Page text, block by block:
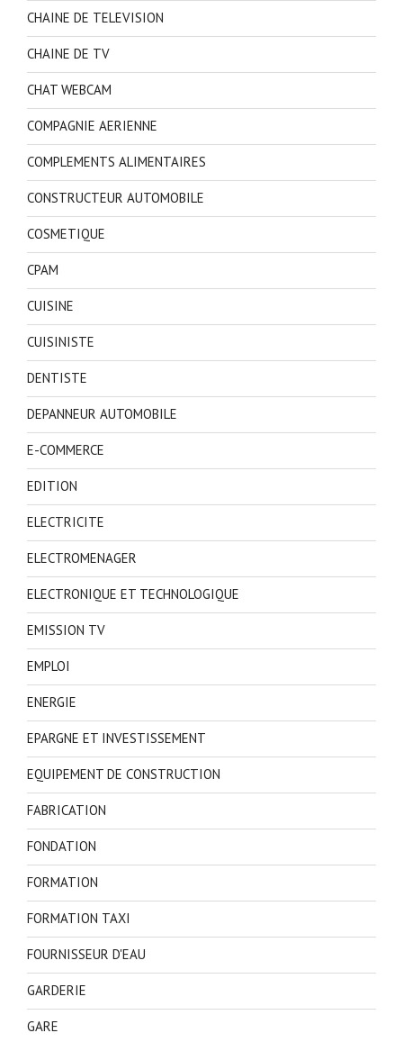
CHAINE DE TELEVISION
CHAINE DE TV
CHAT WEBCAM
COMPAGNIE AERIENNE
COMPLEMENTS ALIMENTAIRES
CONSTRUCTEUR AUTOMOBILE
COSMETIQUE
CPAM
CUISINE
CUISINISTE
DENTISTE
DEPANNEUR AUTOMOBILE
E-COMMERCE
EDITION
ELECTRICITE
ELECTROMENAGER
ELECTRONIQUE ET TECHNOLOGIQUE
EMISSION TV
EMPLOI
ENERGIE
EPARGNE ET INVESTISSEMENT
EQUIPEMENT DE CONSTRUCTION
FABRICATION
FONDATION
FORMATION
FORMATION TAXI
FOURNISSEUR D'EAU
GARDERIE
GARE